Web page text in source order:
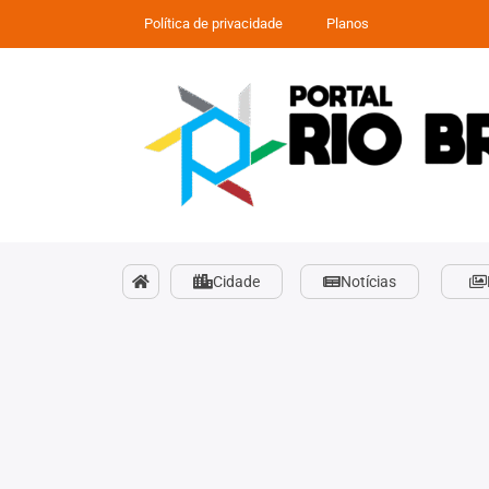
Política de privacidade Planos
Cidade Notícias